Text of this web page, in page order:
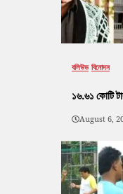
বলিউড বিনোদন
১৬.৬১ কোটি
August 6,